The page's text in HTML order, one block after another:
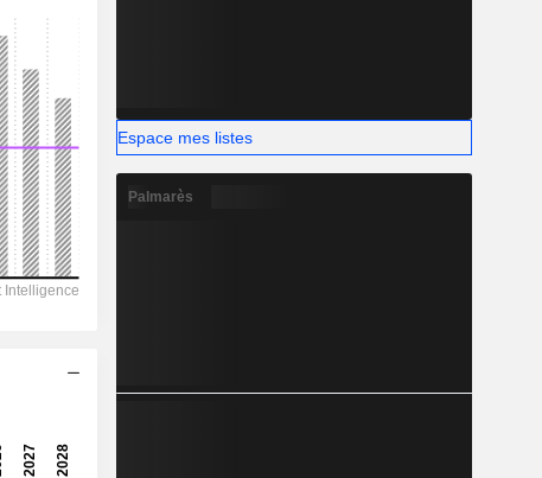
Espace mes listes
Palmarès